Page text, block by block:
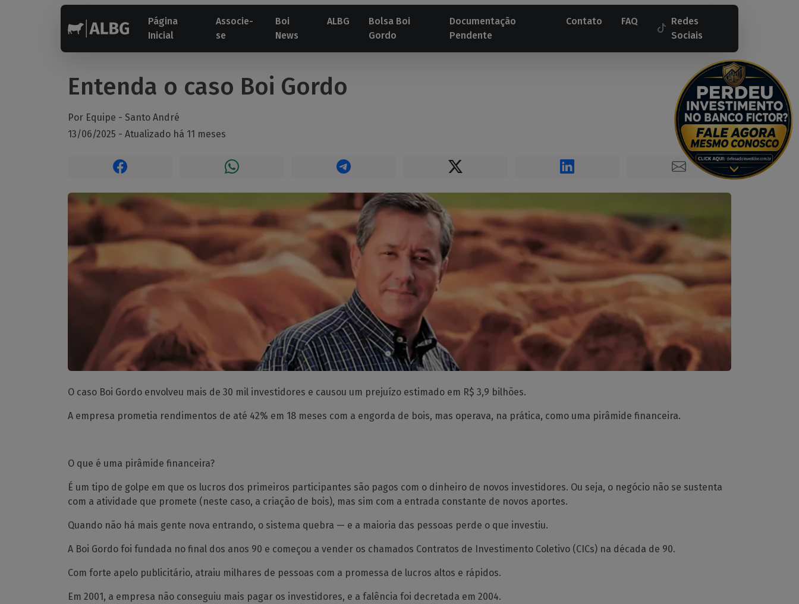
Página
Inicial
Associe-
se
Boi
News
ALBG
Bolsa Boi
Gordo
Documentação
Pendente
Contato FAQ
Redes
Sociais
Entenda o caso Boi Gordo
Por Equipe - Santo André
13/06/2025 - Atualizado há 11 meses
O caso Boi Gordo envolveu mais de 30 mil investidores e causou um prejuízo estimado em R$ 3,9 bilhões.
A empresa prometia rendimentos de até 42% em 18 meses com a engorda de bois, mas operava, na prática, como uma pirâmide financeira.
O que é uma pirâmide financeira?
É um tipo de golpe em que os lucros dos primeiros participantes são pagos com o dinheiro de novos investidores. Ou seja, o negócio não se sustenta
com a atividade que promete (neste caso, a criação de bois), mas sim com a entrada constante de novos aportes.
Quando não há mais gente nova entrando, o sistema quebra — e a maioria das pessoas perde o que investiu.
A Boi Gordo foi fundada no final dos anos 90 e começou a vender os chamados Contratos de Investimento Coletivo (CICs) na década de 90.
Com forte apelo publicitário, atraiu milhares de pessoas com a promessa de lucros altos e rápidos.
Em 2001, a empresa não conseguiu mais pagar os investidores, e a falência foi decretada em 2004.